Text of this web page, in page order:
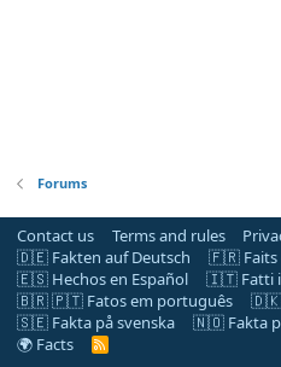
Forums
Contact us Terms and rules
🇩🇪 Fakten auf Deutsch
🇫🇷 Faits
🇪🇸 Hechos en Español
🇮🇹 Fatti
🇧🇷 🇵🇹 Fatos em português
🇩🇰
🇸🇪 Fakta på svenska
🇳🇴 Fakta
🌍 Facts
R